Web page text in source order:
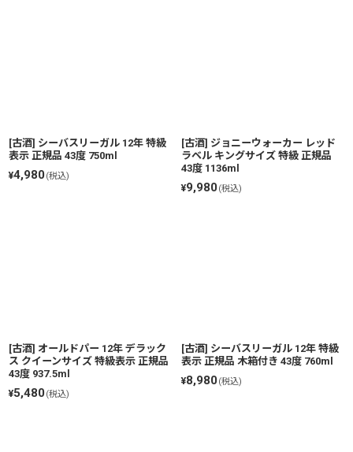
[古酒] シーバスリーガル 12年 特級
表示 正規品 43度 750ml
¥4,980(税込)
[古酒] ジョニーウォーカー レッド
ラベル キングサイズ 特級 正規品
43度 1136ml
¥9,980(税込)
[古酒] オールドパー 12年 デラック
ス クイーンサイズ 特級表示 正規品
43度 937.5ml
¥5,480(税込)
[古酒] シーバスリーガル 12年 特級
表示 正規品 木箱付き 43度 760ml
¥8,980(税込)